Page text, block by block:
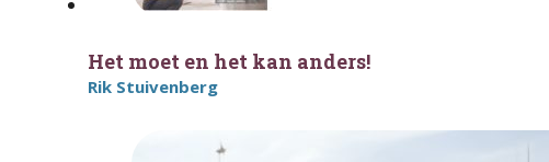
Het moet en het kan anders!
Rik Stuivenberg